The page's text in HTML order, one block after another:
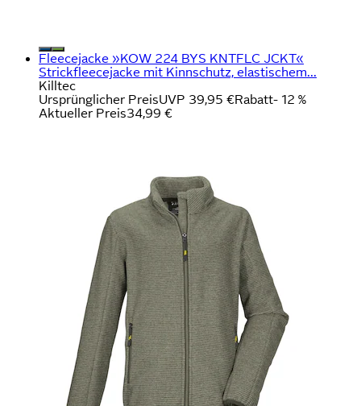
Fleecejacke »KOW 224 BYS KNTFLC JCKT«
Strickfleecejacke mit Kinnschutz, elastischem...
Killtec
Ursprünglicher PreisUVP 39,95 €Rabatt- 12 %
Aktueller Preis34,99 €